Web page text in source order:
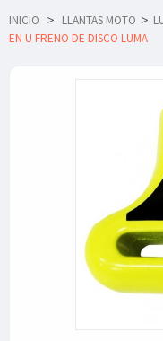
INICIO > LLANTAS MOTO >
EN U FRENO DE DISCO LUMA